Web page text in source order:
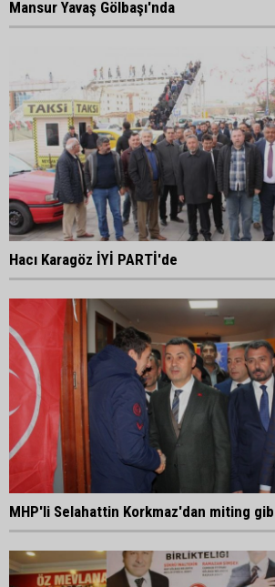
Mansur Yavaş Gölbaşı'nda
Hacı Karagöz İYİ PARTİ'de
MHP'li Selahattin Korkmaz'dan miting